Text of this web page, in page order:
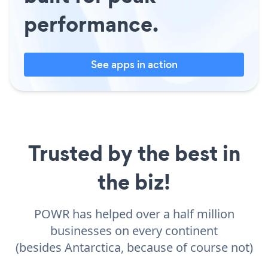
performance.
See apps in action
Trusted by the best in
the biz!
POWR has helped over a half million
businesses on every continent
(besides Antarctica, because of course not)